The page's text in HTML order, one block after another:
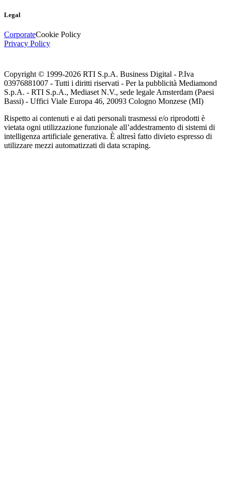
Legal
CorporateCookie Policy
Privacy Policy
Copyright © 1999-2026 RTI S.p.A. Business Digital - P.Iva
03976881007 - Tutti i diritti riservati - Per la pubblicità Mediamond
S.p.A. - RTI S.p.A., Mediaset N.V., sede legale Amsterdam (Paesi
Bassi) - Uffici Viale Europa 46, 20093 Cologno Monzese (MI)
Rispetto ai contenuti e ai dati personali trasmessi e/o riprodotti è
vietata ogni utilizzazione funzionale all’addestramento di sistemi di
intelligenza artificiale generativa. È altresì fatto divieto espresso di
utilizzare mezzi automatizzati di data scraping.